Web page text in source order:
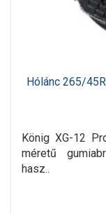
Hólánc 265/
König XG-12
méretű
hasz..